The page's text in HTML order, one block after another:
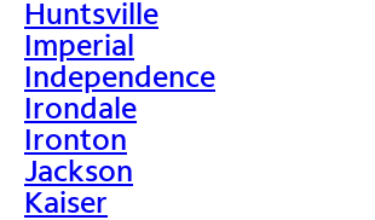
Huntsville
Imperial
Independence
Irondale
Ironton
Jackson
Kaiser